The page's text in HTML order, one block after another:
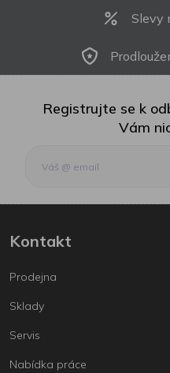
Slevy
Registrujte se k
Vám
Kontakt
Prodejna
Sklady
Servis
Nabídka práce